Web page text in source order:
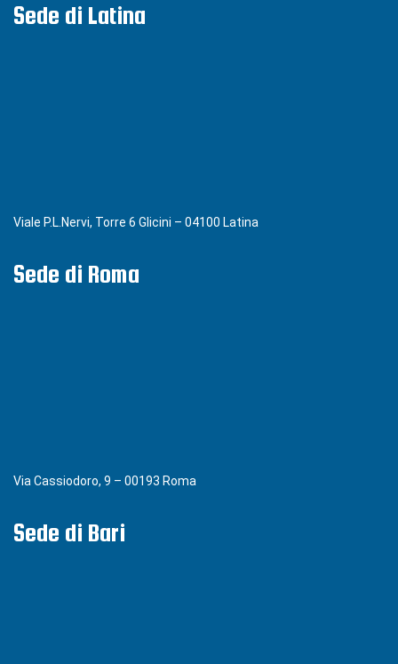
Sede di Latina
Viale P.L.Nervi, Torre 6 Glicini – 04100 Latina
Sede di Roma
Via Cassiodoro, 9 – 00193 Roma
Sede di Bari